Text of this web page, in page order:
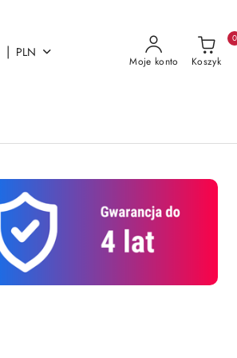
| PLN
Moje konto Koszyk
0